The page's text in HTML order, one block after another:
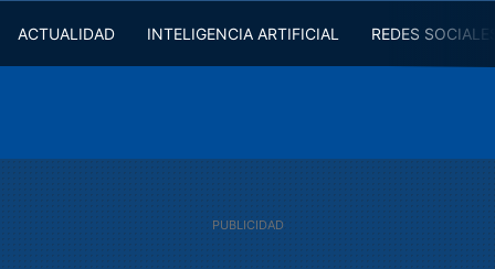
ACTUALIDAD INTELIGENCIA ARTIFICIAL REDES